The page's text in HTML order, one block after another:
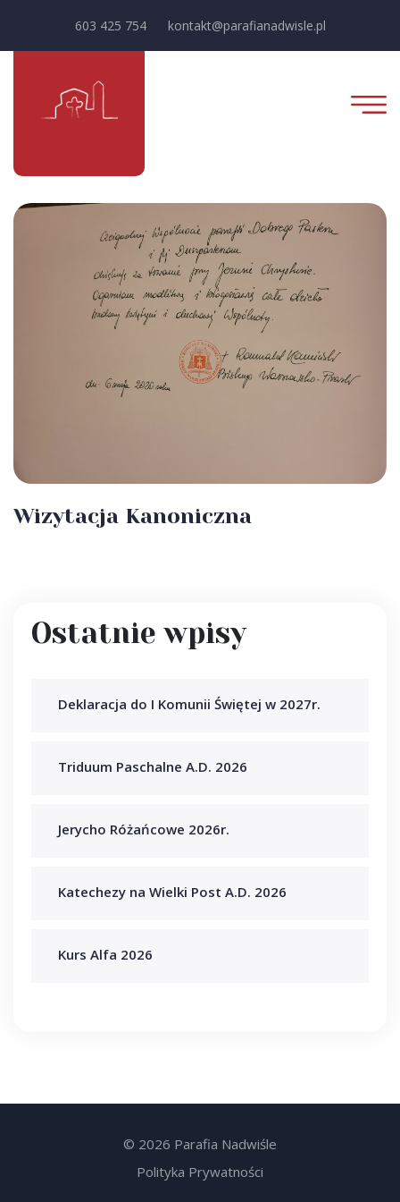
603 425 754 kontakt@parafianadwisle.pl
Wizytacja Kanoniczna
Ostatnie wpisy
Deklaracja do I Komunii Świętej w 2027r.
Triduum Paschalne A.D. 2026
Jerycho Różańcowe 2026r.
Katechezy na Wielki Post A.D. 2026
Kurs Alfa 2026
© 2026 Parafia Nadwiśle
Polityka Prywatności